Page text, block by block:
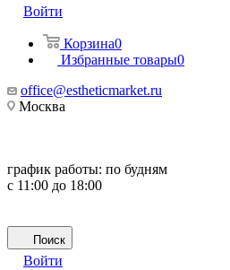
Войти
Корзина0
Избранные товары0
office@estheticmarket.ru
Москва
график работы: по будням
с 11:00 до 18:00
Поиск
Войти